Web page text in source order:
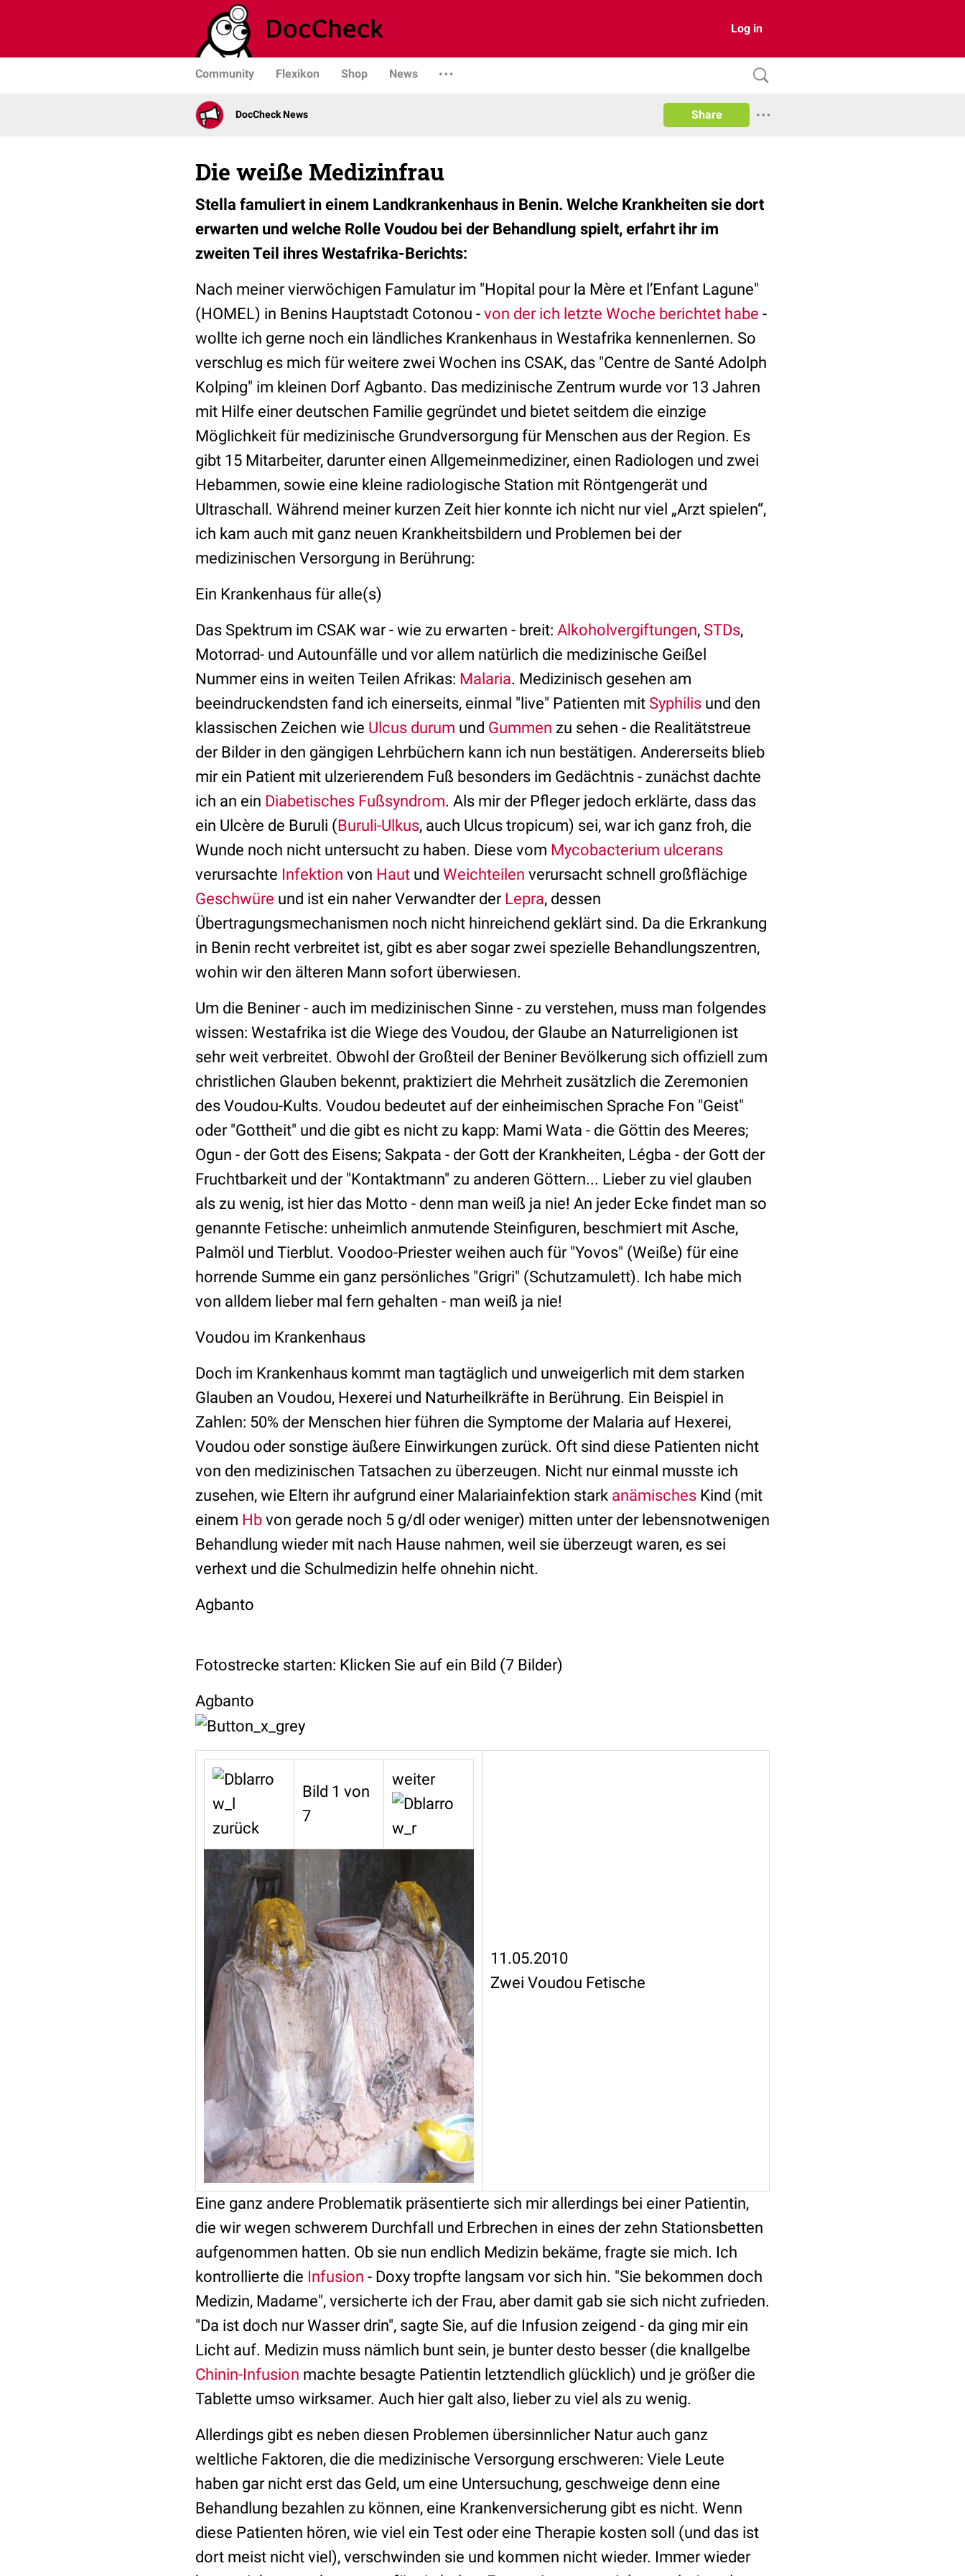
Log in
Community Flexikon Shop News
DocCheck News Share
Die weiße Medizinfrau
Stella famuliert in einem Landkrankenhaus in Benin. Welche Krankheiten sie dort
erwarten und welche Rolle Voudou bei der Behandlung spielt, erfahrt ihr im
zweiten Teil ihres Westafrika-Berichts:
Nach meiner vierwöchigen Famulatur im "Hopital pour la Mère et l’Enfant Lagune"
(HOMEL) in Benins Hauptstadt Cotonou - von der ich letzte Woche berichtet habe -
wollte ich gerne noch ein ländliches Krankenhaus in Westafrika kennenlernen. So
verschlug es mich für weitere zwei Wochen ins CSAK, das "Centre de Santé Adolph
Kolping" im kleinen Dorf Agbanto. Das medizinische Zentrum wurde vor 13 Jahren
mit Hilfe einer deutschen Familie gegründet und bietet seitdem die einzige
Möglichkeit für medizinische Grundversorgung für Menschen aus der Region. Es
gibt 15 Mitarbeiter, darunter einen Allgemeinmediziner, einen Radiologen und zwei
Hebammen, sowie eine kleine radiologische Station mit Röntgengerät und
Ultraschall. Während meiner kurzen Zeit hier konnte ich nicht nur viel „Arzt spielen“,
ich kam auch mit ganz neuen Krankheitsbildern und Problemen bei der
medizinischen Versorgung in Berührung:
Ein Krankenhaus für alle(s)
Das Spektrum im CSAK war - wie zu erwarten - breit: Alkoholvergiftungen, STDs,
Motorrad- und Autounfälle und vor allem natürlich die medizinische Geißel
Nummer eins in weiten Teilen Afrikas: Malaria. Medizinisch gesehen am
beeindruckendsten fand ich einerseits, einmal "live" Patienten mit Syphilis und den
klassischen Zeichen wie Ulcus durum und Gummen zu sehen - die Realitätstreue
der Bilder in den gängigen Lehrbüchern kann ich nun bestätigen. Andererseits blieb
mir ein Patient mit ulzerierendem Fuß besonders im Gedächtnis - zunächst dachte
ich an ein Diabetisches Fußsyndrom. Als mir der Pfleger jedoch erklärte, dass das
ein Ulcère de Buruli (Buruli-Ulkus, auch Ulcus tropicum) sei, war ich ganz froh, die
Wunde noch nicht untersucht zu haben. Diese vom Mycobacterium ulcerans
verursachte Infektion von Haut und Weichteilen verursacht schnell großflächige
Geschwüre und ist ein naher Verwandter der Lepra, dessen
Übertragungsmechanismen noch nicht hinreichend geklärt sind. Da die Erkrankung
in Benin recht verbreitet ist, gibt es aber sogar zwei spezielle Behandlungszentren,
wohin wir den älteren Mann sofort überwiesen.
Um die Beniner - auch im medizinischen Sinne - zu verstehen, muss man folgendes
wissen: Westafrika ist die Wiege des Voudou, der Glaube an Naturreligionen ist
sehr weit verbreitet. Obwohl der Großteil der Beniner Bevölkerung sich offiziell zum
christlichen Glauben bekennt, praktiziert die Mehrheit zusätzlich die Zeremonien
des Voudou-Kults. Voudou bedeutet auf der einheimischen Sprache Fon "Geist"
oder "Gottheit" und die gibt es nicht zu kapp: Mami Wata - die Göttin des Meeres;
Ogun - der Gott des Eisens; Sakpata - der Gott der Krankheiten, Légba - der Gott der
Fruchtbarkeit und der "Kontaktmann" zu anderen Göttern... Lieber zu viel glauben
als zu wenig, ist hier das Motto - denn man weiß ja nie! An jeder Ecke findet man so
genannte Fetische: unheimlich anmutende Steinfiguren, beschmiert mit Asche,
Palmöl und Tierblut. Voodoo-Priester weihen auch für "Yovos" (Weiße) für eine
horrende Summe ein ganz persönliches "Grigri" (Schutzamulett). Ich habe mich
von alldem lieber mal fern gehalten - man weiß ja nie!
Voudou im Krankenhaus
Doch im Krankenhaus kommt man tagtäglich und unweigerlich mit dem starken
Glauben an Voudou, Hexerei und Naturheilkräfte in Berührung. Ein Beispiel in
Zahlen: 50% der Menschen hier führen die Symptome der Malaria auf Hexerei,
Voudou oder sonstige äußere Einwirkungen zurück. Oft sind diese Patienten nicht
von den medizinischen Tatsachen zu überzeugen. Nicht nur einmal musste ich
zusehen, wie Eltern ihr aufgrund einer Malariainfektion stark anämisches Kind (mit
einem Hb von gerade noch 5 g/dl oder weniger) mitten unter der lebensnotwenigen
Behandlung wieder mit nach Hause nahmen, weil sie überzeugt waren, es sei
verhext und die Schulmedizin helfe ohnehin nicht.
Agbanto
Fotostrecke starten: Klicken Sie auf ein Bild (7 Bilder)
Agbanto
zurück
Bild 1 von
7
weiter
11.05.2010
Zwei Voudou Fetische
Eine ganz andere Problematik präsentierte sich mir allerdings bei einer Patientin,
die wir wegen schwerem Durchfall und Erbrechen in eines der zehn Stationsbetten
aufgenommen hatten. Ob sie nun endlich Medizin bekäme, fragte sie mich. Ich
kontrollierte die Infusion - Doxy tropfte langsam vor sich hin. "Sie bekommen doch
Medizin, Madame", versicherte ich der Frau, aber damit gab sie sich nicht zufrieden.
"Da ist doch nur Wasser drin", sagte Sie, auf die Infusion zeigend - da ging mir ein
Licht auf. Medizin muss nämlich bunt sein, je bunter desto besser (die knallgelbe
Chinin-Infusion machte besagte Patientin letztendlich glücklich) und je größer die
Tablette umso wirksamer. Auch hier galt also, lieber zu viel als zu wenig.
Allerdings gibt es neben diesen Problemen übersinnlicher Natur auch ganz
weltliche Faktoren, die die medizinische Versorgung erschweren: Viele Leute
haben gar nicht erst das Geld, um eine Untersuchung, geschweige denn eine
Behandlung bezahlen zu können, eine Krankenversicherung gibt es nicht. Wenn
diese Patienten hören, wie viel ein Test oder eine Therapie kosten soll (und das ist
dort meist nicht viel), verschwinden sie und kommen nicht wieder. Immer wieder